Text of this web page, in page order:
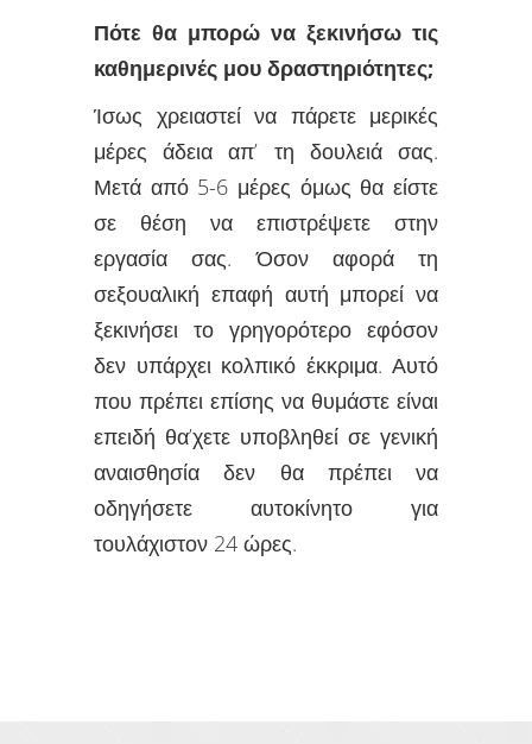
Πότε θα μπορώ να ξεκινήσω τις
καθημερινές μου δραστηριότητες;
Ίσως χρειαστεί να πάρετε μερικές
μέρες άδεια απ’ τη δουλειά σας.
Μετά από 5-6 μέρες όμως θα είστε
σε θέση να επιστρέψετε στην
εργασία σας. Όσον αφορά τη
σεξουαλική επαφή αυτή μπορεί να
ξεκινήσει το γρηγορότερο εφόσον
δεν υπάρχει κολπικό έκκριμα. Αυτό
που πρέπει επίσης να θυμάστε είναι
επειδή θα’χετε υποβληθεί σε γενική
αναισθησία δεν θα πρέπει να
οδηγήσετε αυτοκίνητο για
τουλάχιστον 24 ώρες.